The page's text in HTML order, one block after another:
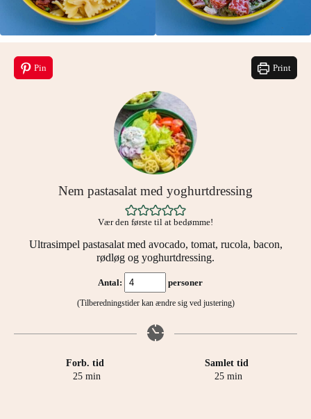
Pin Print
Nem pastasalat med yoghurtdressing
Vær den første til at bedømme!
Ultrasimpel pastasalat med avocado, tomat, rucola, bacon,
rødløg og yoghurtdressing.
Antal: personer
(Tilberedningstider kan ændre sig ved justering)
Forb. tid
25minutter
min
Samlet tid
25minutter
min